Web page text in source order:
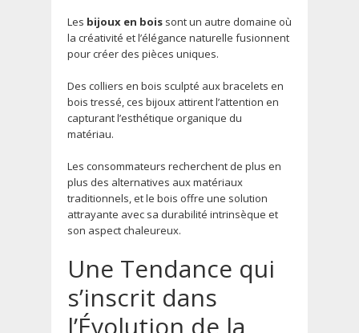
Les bijoux en bois sont un autre domaine où
la créativité et l’élégance naturelle fusionnent
pour créer des pièces uniques.
Des colliers en bois sculpté aux bracelets en
bois tressé, ces bijoux attirent l’attention en
capturant l’esthétique organique du
matériau.
Les consommateurs recherchent de plus en
plus des alternatives aux matériaux
traditionnels, et le bois offre une solution
attrayante avec sa durabilité intrinsèque et
son aspect chaleureux.
Une Tendance qui
s’inscrit dans
l’Évolution de la